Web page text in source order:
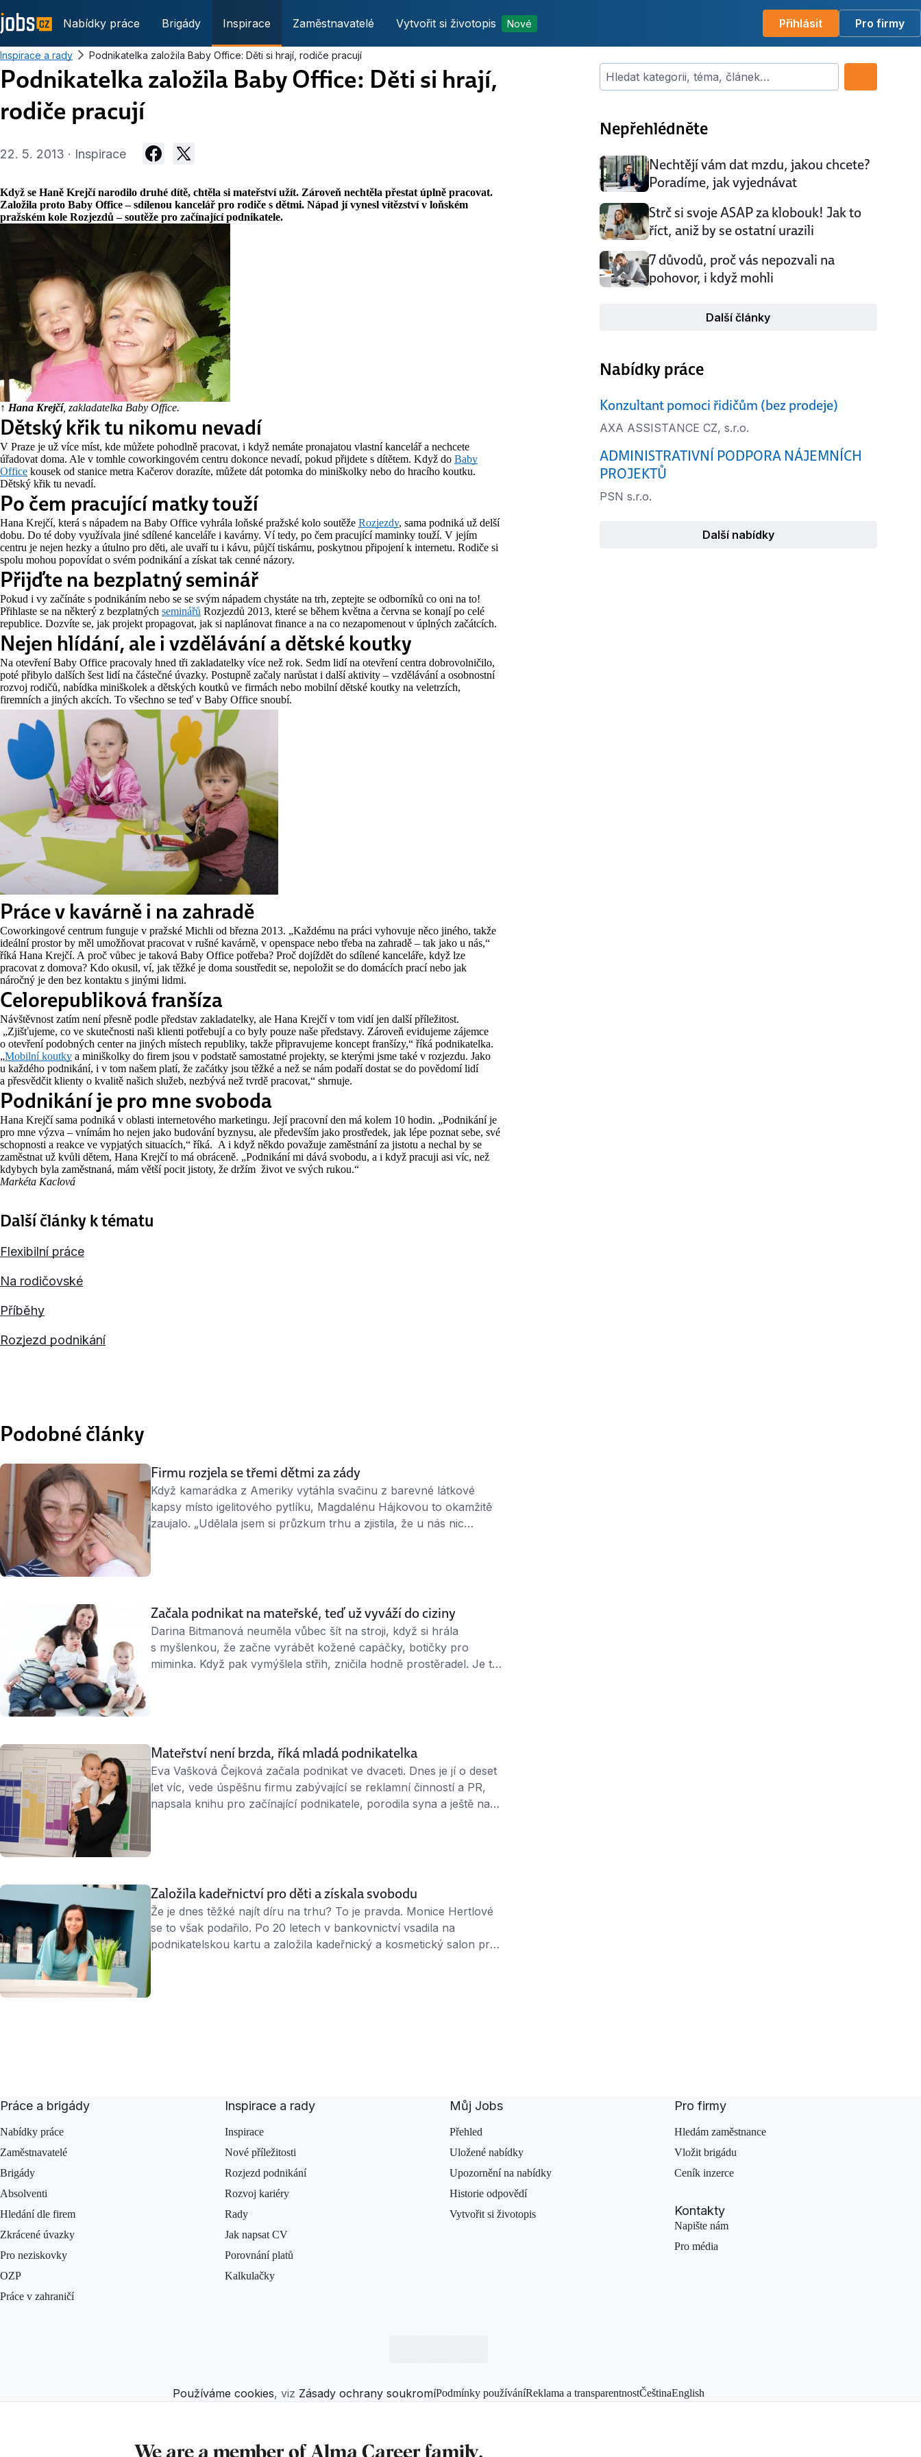
Nabídky práce Brigády Inspirace Zaměstnavatelé Vytvořit si životopis Nové Přihlásit Pro firmy
Inspirace a rady Podnikatelka založila Baby Office: Děti si hrají, rodiče pracují
Podnikatelka založila Baby Office: Děti si hrají,
rodiče pracují
22. 5. 2013 · Inspirace
Když se Haně Krejčí narodilo druhé dítě, chtěla si mateřství užít. Zároveň nechtěla přestat úplně pracovat.
Založila proto Baby Office – sdílenou kancelář pro rodiče s dětmi. Nápad jí vynesl vítězství v loňském
pražském kole Rozjezdů – soutěže pro začínající podnikatele.
↑ Hana Krejčí, zakladatelka Baby Office.
Dětský křik tu nikomu nevadí
V Praze je už více míst, kde můžete pohodlně pracovat, i když nemáte pronajatou vlastní kancelář a nechcete
úřadovat doma. Ale v tomhle coworkingovém centru dokonce nevadí, pokud přijdete s dítětem. Když do Baby
Office kousek od stanice metra Kačerov dorazíte, můžete dát potomka do miniškolky nebo do hracího koutku.
Dětský křik tu nevadí.
Po čem pracující matky touží
Hana Krejčí, která s nápadem na Baby Office vyhrála loňské pražské kolo soutěže Rozjezdy, sama podniká už delší
dobu. Do té doby využívala jiné sdílené kanceláře i kavárny. Ví tedy, po čem pracující maminky touží. V jejím
centru je nejen hezky a útulno pro děti, ale uvaří tu i kávu, půjčí tiskárnu, poskytnou připojení k internetu. Rodiče si
spolu mohou popovídat o svém podnikání a získat tak cenné názory.
Přijďte na bezplatný seminář
Pokud i vy začínáte s podnikáním nebo se se svým nápadem chystáte na trh, zeptejte se odborníků co oni na to!
Přihlaste se na některý z bezplatných seminářů Rozjezdů 2013, které se během května a června se konají po celé
republice. Dozvíte se, jak projekt propagovat, jak si naplánovat finance a na co nezapomenout v úplných začátcích.
Nejen hlídání, ale i vzdělávání a dětské koutky
Na otevření Baby Office pracovaly hned tři zakladatelky více než rok. Sedm lidí na otevření centra dobrovolničilo,
poté přibylo dalších šest lidí na částečné úvazky. Postupně začaly narůstat i další aktivity – vzdělávání a osobnostní
rozvoj rodičů, nabídka miniškolek a dětských koutků ve firmách nebo mobilní dětské koutky na veletrzích,
firemních a jiných akcích. To všechno se teď v Baby Office snoubí.
Práce v kavárně i na zahradě
Coworkingové centrum funguje v pražské Michli od března 2013. „Každému na práci vyhovuje něco jiného, takže
ideální prostor by měl umožňovat pracovat v rušné kavárně, v openspace nebo třeba na zahradě – tak jako u nás,“
říká Hana Krejčí. A proč vůbec je taková Baby Office potřeba? Proč dojíždět do sdílené kanceláře, když lze
pracovat z domova? Kdo okusil, ví, jak těžké je doma soustředit se, nepoložit se do domácích prací nebo jak
náročný je den bez kontaktu s jinými lidmi.
Celorepubliková franšíza
Návštěvnost zatím není přesně podle představ zakladatelky, ale Hana Krejčí v tom vidí jen další příležitost.
„Zjišťujeme, co ve skutečnosti naši klienti potřebují a co byly pouze naše představy. Zároveň evidujeme zájemce
o otevření podobných center na jiných místech republiky, takže připravujeme koncept franšízy,“ říká podnikatelka.
„Mobilní koutky a miniškolky do firem jsou v podstatě samostatné projekty, se kterými jsme také v rozjezdu. Jako
u každého podnikání, i v tom našem platí, že začátky jsou těžké a než se nám podaří dostat se do povědomí lidí
a přesvědčit klienty o kvalitě našich služeb, nezbývá než tvrdě pracovat,“ shrnuje.
Podnikání je pro mne svoboda
Hana Krejčí sama podniká v oblasti internetového marketingu. Její pracovní den má kolem 10 hodin. „Podnikání je
pro mne výzva – vnímám ho nejen jako budování byznysu, ale především jako prostředek, jak lépe poznat sebe, své
schopnosti a reakce ve vypjatých situacích,“ říká. A i když někdo považuje zaměstnání za jistotu a nechal by se
zaměstnat už kvůli dětem, Hana Krejčí to má obráceně. „Podnikání mi dává svobodu, a i když pracuji asi víc, než
kdybych byla zaměstnaná, mám větší pocit jistoty, že držím život ve svých rukou.“
Markéta Kaclová
Další články k tématu
Flexibilní práce
Na rodičovské
Příběhy
Rozjezd podnikání
Podobné články
Firmu rozjela se třemi dětmi za zády
Když kamarádka z Ameriky vytáhla svačinu z barevné látkové
kapsy místo igelitového pytlíku, Magdalénu Hájkovou to okamžitě
zaujalo. „Udělala jsem si průzkum trhu a zjistila, že u nás nic
Začala podnikat na mateřské, teď už vyváží do ciziny
Darina Bitmanová neuměla vůbec šít na stroji, když si hrála
s myšlenkou, že začne vyrábět kožené capáčky, botičky pro
miminka. Když pak vymýšlela střih, zničila hodně prostěradel. Je to
Mateřství není brzda, říká mladá podnikatelka
Eva Vašková Čejková začala podnikat ve dvaceti. Dnes je jí o deset
let víc, vede úspěšnu firmu zabývající se reklamní činností a PR,
napsala knihu pro začínající podnikatele, porodila syna a ještě na
Založila kadeřnictví pro děti a získala svobodu
Že je dnes těžké najít díru na trhu? To je pravda. Monice Hertlové
se to však podařilo. Po 20 letech v bankovnictví vsadila na
podnikatelskou kartu a založila kadeřnický a kosmetický salon pro
Hledat kategorii, téma, článek…
Nepřehlédněte
Nechtějí vám dat mzdu, jakou chcete?
Poradíme, jak vyjednávat
Strč si svoje ASAP za klobouk! Jak to
říct, aniž by se ostatní urazili
7 důvodů, proč vás nepozvali na
pohovor, i když mohli
Další články
Nabídky práce
Konzultant pomoci řidičům (bez prodeje)
AXA ASSISTANCE CZ, s.r.o.
ADMINISTRATIVNÍ PODPORA NÁJEMNÍCH
PROJEKTŮ
PSN s.r.o.
Další nabídky
Práce a brigády
Nabídky práce
Zaměstnavatelé
Brigády
Absolventi
Hledání dle firem
Zkrácené úvazky
Pro neziskovky
OZP
Práce v zahraničí
Inspirace a rady
Inspirace
Nové příležitosti
Rozjezd podnikání
Rozvoj kariéry
Rady
Jak napsat CV
Porovnání platů
Kalkulačky
Můj Jobs
Přehled
Uložené nabídky
Upozornění na nabídky
Historie odpovědí
Vytvořit si životopis
Pro firmy
Hledám zaměstnance
Vložit brigádu
Ceník inzerce
Kontakty
Napište nám
Pro média
Používáme cookies, viz Zásady ochrany soukromíPodmínky používáníReklama a transparentnostČeštinaEnglish
We are a member of Alma Careerfamily.